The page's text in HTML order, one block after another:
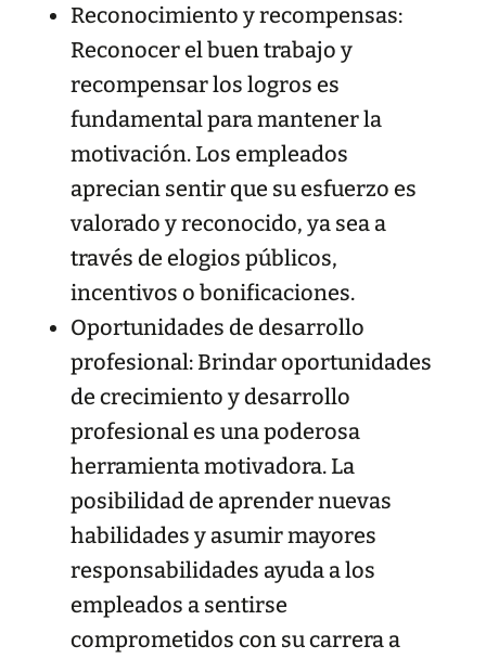
Reconocimiento y recompensas:
Reconocer el buen trabajo y
recompensar los logros es
fundamental para mantener la
motivación. Los empleados
aprecian sentir que su esfuerzo es
valorado y reconocido, ya sea a
través de elogios públicos,
incentivos o bonificaciones.
Oportunidades de desarrollo
profesional: Brindar oportunidades
de crecimiento y desarrollo
profesional es una poderosa
herramienta motivadora. La
posibilidad de aprender nuevas
habilidades y asumir mayores
responsabilidades ayuda a los
empleados a sentirse
comprometidos con su carrera a